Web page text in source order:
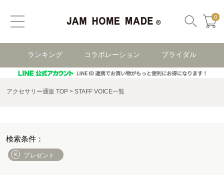
0
ランキング コラボレーション ブライダル
アクセサリー通販 TOP STAFF VOICE一覧
プレゼント